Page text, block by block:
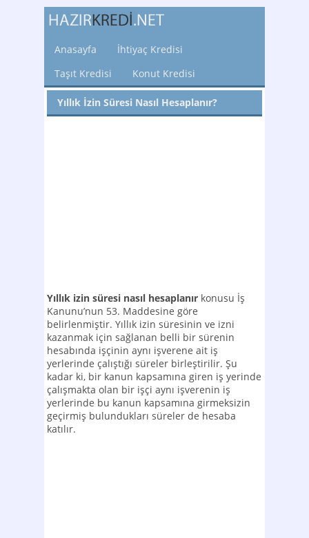
Anasayfa
İhtiyaç Kredisi
Taşıt Kredisi
Konut Kredisi
Yıllık İzin Süresi Nasıl Hesaplanır?
Yıllık izin süresi nasıl hesaplanır konusu İş
Kanunu’nun 53. Maddesine göre
belirlenmiştir. Yıllık izin süresinin ve izni
kazanmak için sağlanan belli bir sürenin
hesabında işçinin aynı işverene ait iş
yerlerinde çalıştığı süreler birleştirilir. Şu
kadar ki, bir kanun kapsamına giren iş yerinde
çalışmakta olan bir işçi aynı işverenin iş
yerlerinde bu kanun kapsamına girmeksizin
geçirmiş bulundukları süreler de hesaba
katılır.